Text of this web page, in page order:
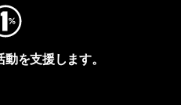
を支援します。